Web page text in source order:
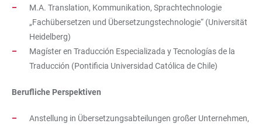
M.A. Translation, Kommunikation, Sprachtechnologie
„Fachübersetzen und Übersetzungstechnologie“ (Universität
Heidelberg)
Magíster en Traducción Especializada y Tecnologías de la
Traducción (Pontificia Universidad Católica de Chile)
Berufliche Perspektiven
Anstellung in Übersetzungsabteilungen großer Unternehmen,